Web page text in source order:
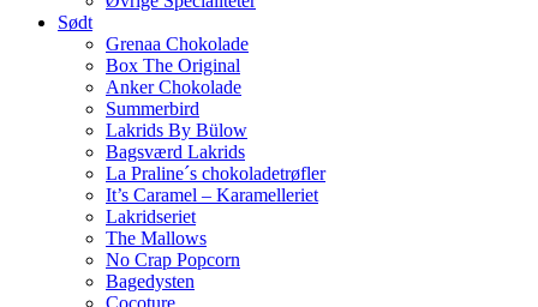
Sødt
Grenaa Chokolade
Box The Original
Anker Chokolade
Summerbird
Lakrids By Bülow
Bagsværd Lakrids
La Praline´s chokoladetrøfler
It’s Caramel – Karamelleriet
Lakridseriet
The Mallows
No Crap Popcorn
Bagedysten
Cocoture